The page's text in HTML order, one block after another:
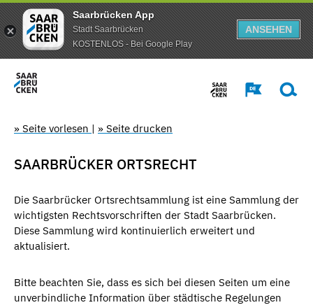
Saarbrücken App
Stadt Saarbrücken
KOSTENLOS - Bei Google Play
ANSEHEN
» Seite vorlesen | » Seite drucken
SAARBRÜCKER ORTSRECHT
Die Saarbrücker Ortsrechtsammlung ist eine Sammlung der
wichtigsten Rechtsvorschriften der Stadt Saarbrücken.
Diese Sammlung wird kontinuierlich erweitert und
aktualisiert.
Bitte beachten Sie, dass es sich bei diesen Seiten um eine
unverbindliche Information über städtische Regelungen